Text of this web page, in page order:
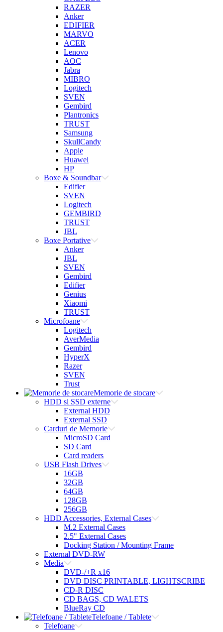
RAZER
Anker
EDIFIER
MARVO
ACER
Lenovo
AOC
Jabra
MIBRO
Logitech
SVEN
Gembird
Plantronics
TRUST
Samsung
SkullCandy
Apple
Huawei
HP
Boxe & Soundbar
Edifier
SVEN
Logitech
GEMBIRD
TRUST
JBL
Boxe Portative
Anker
JBL
SVEN
Gembird
Edifier
Genius
Xiaomi
TRUST
Microfoane
Logitech
AverMedia
Gembird
HyperX
Razer
SVEN
Trust
Memorie de stocare
HDD si SSD externe
External HDD
External SSD
Carduri de Memorie
MicroSD Card
SD Card
Card readers
USB Flash Drives
16GB
32GB
64GB
128GB
256GB
HDD Accessories, External Cases
M.2 External Cases
2.5" External Cases
Docking Station / Mounting Frame
External DVD-RW
Media
DVD-/+R x16
DVD DISC PRINTABLE, LIGHTSCRIBE
CD-R DISC
CD BAGS, CD WALETS
BlueRay CD
Telefoane / Tablete
Telefoane